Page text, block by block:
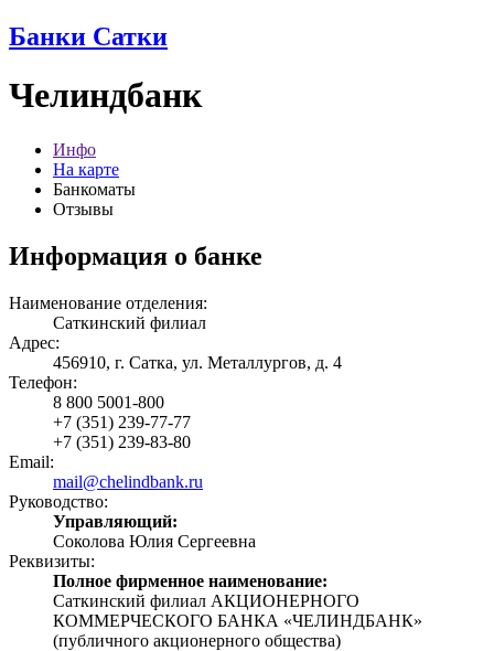
Банки Сатки
Челиндбанк
Инфо
На карте
Банкоматы
Отзывы
Информация о банке
Наименование отделения:
Саткинский филиал
Адрес:
456910, г. Сатка, ул. Металлургов, д. 4
Телефон:
8 800 5001-800
+7 (351) 239-77-77
+7 (351) 239-83-80
Email:
mail@chelindbank.ru
Руководство:
Управляющий:
Соколова Юлия Сергеевна
Реквизиты:
Полное фирменное наименование:
Саткинский филиал АКЦИОНЕРНОГО
КОММЕРЧЕСКОГО БАНКА «ЧЕЛИНДБАНК»
(публичного акционерного общества)